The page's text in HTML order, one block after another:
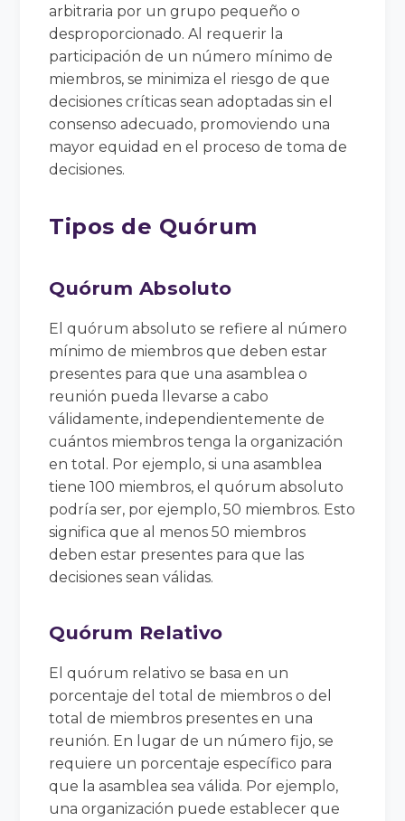
arbitraria por un grupo pequeño o
desproporcionado. Al requerir la
participación de un número mínimo de
miembros, se minimiza el riesgo de que
decisiones críticas sean adoptadas sin el
consenso adecuado, promoviendo una
mayor equidad en el proceso de toma de
decisiones.
Tipos de Quórum
Quórum Absoluto
El quórum absoluto se refiere al número
mínimo de miembros que deben estar
presentes para que una asamblea o
reunión pueda llevarse a cabo
válidamente, independientemente de
cuántos miembros tenga la organización
en total. Por ejemplo, si una asamblea
tiene 100 miembros, el quórum absoluto
podría ser, por ejemplo, 50 miembros. Esto
significa que al menos 50 miembros
deben estar presentes para que las
decisiones sean válidas.
Quórum Relativo
El quórum relativo se basa en un
porcentaje del total de miembros o del
total de miembros presentes en una
reunión. En lugar de un número fijo, se
requiere un porcentaje específico para
que la asamblea sea válida. Por ejemplo,
una organización puede establecer que